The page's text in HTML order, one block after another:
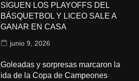
SIGUEN LOS PLAYOFFS DEL
BÁSQUETBOL Y LICEO SALE A
GANAR EN CASA
junio 9, 2026
Goleadas y sorpresas marcaron la
ida de la Copa de Campeones